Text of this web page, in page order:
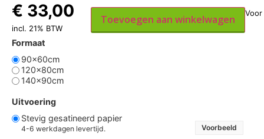
Formaat
90x60cm
120x80cm
140x90cm
Uitvoering
Stevig gesatineerd papier
4-6 werkdagen levertijd. Voorbeeld
€ 33,00
incl. 21% BTW
Toevoegen aan winkelwagen